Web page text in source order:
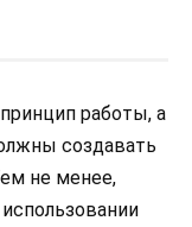
работы, а
создавать
не менее,